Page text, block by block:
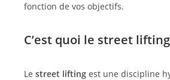
fonction de vos objectifs.
C’est quoi le street
Le street lifting est une discipline